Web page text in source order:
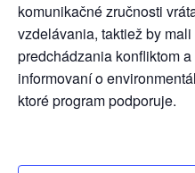
komunikačné zručnosti
vzdelávania, taktiež by
predchádzania konfliktom
informovaní o
ktoré program podporuje.